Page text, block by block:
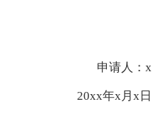
申请人：x
20xx年x月x日